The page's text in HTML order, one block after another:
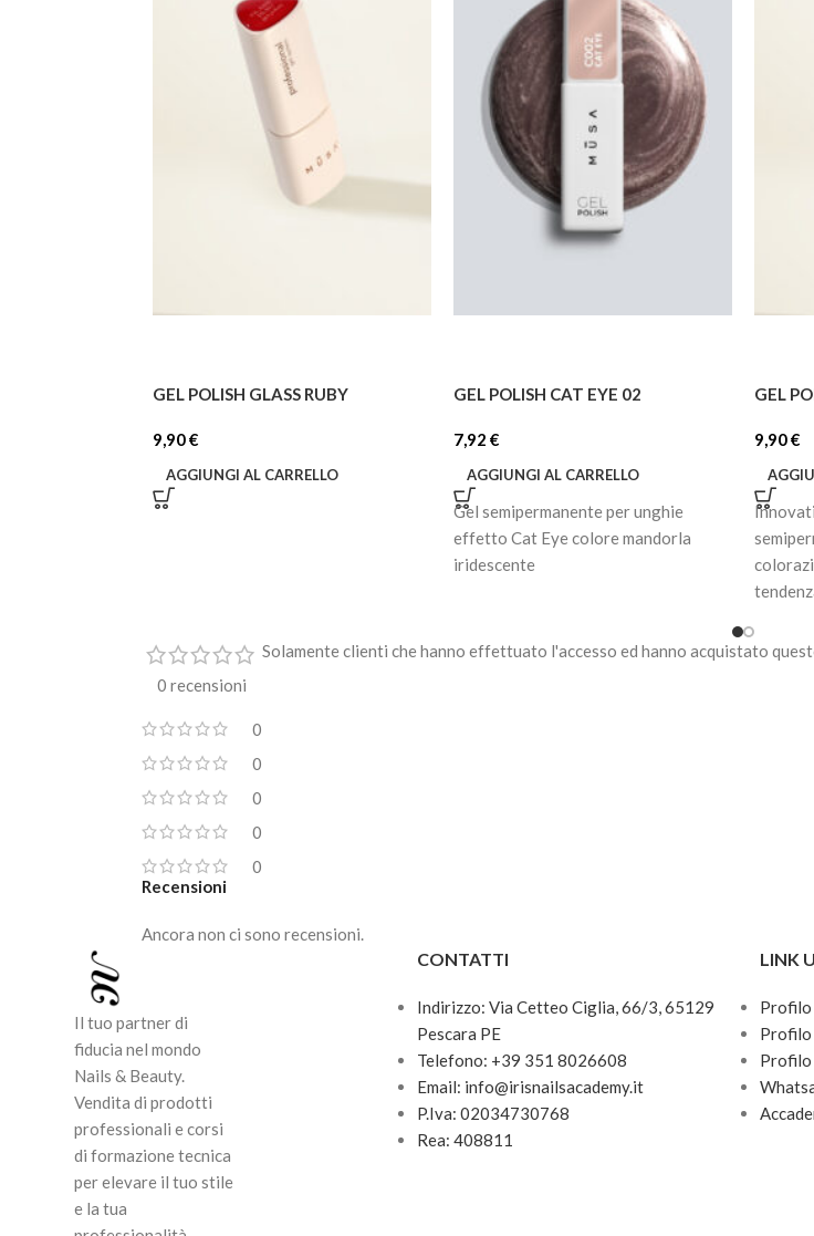
GEL POLISH GLASS RUBY
9,90€
AGGIUNGI AL CARRELLO
GEL POLISH CAT EYE 02
7,92 €
AGGIUNGI AL CARRELLO
Gel semipermanente per unghie
effetto Cat Eye colore mandorla
iridescente
GEL
9,90€
0 recensioni
0
0
0
0
0
Recensioni
Ancora non ci sono recensioni.
Solamente clienti che hanno effettuato l'accesso ed hanno acquistato
Il tuo partner di
fiducia nel mondo
Nails & Beauty.
Vendita di prodotti
professionali e corsi
di formazione tecnica
per elevare il tuo stile
e la tua
CONTATTI
Indirizzo: Via Cetteo Ciglia, 66/3, 65129
Pescara PE
Telefono: +39 351 8026608
Email: info@irisnailsacademy.it
P.Iva: 02034730768
Rea: 408811
LINK
Profilo
Profilo
Profilo